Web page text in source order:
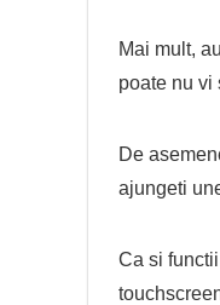
Mai mult,
poate nu vi
De
ajungeti
Ca si